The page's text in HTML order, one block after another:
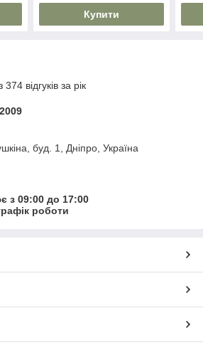
Купити
відгуків за рік
буд. 1, Дніпро, Україна
з 09:00 до 17:00
роботи